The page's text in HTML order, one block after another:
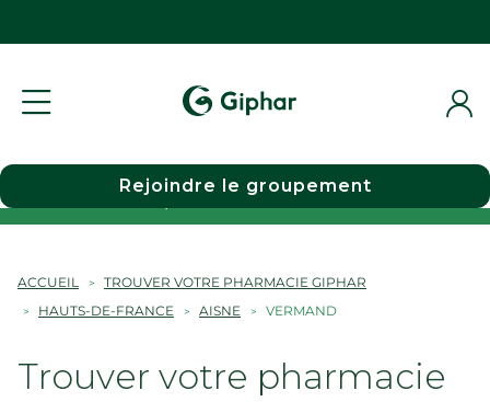
Choisir une pharmacie
Rejoindre le groupement
ACCUEIL
TROUVER VOTRE PHARMACIE GIPHAR
HAUTS-DE-FRANCE
AISNE VERMAND
Trouver votre pharmacie